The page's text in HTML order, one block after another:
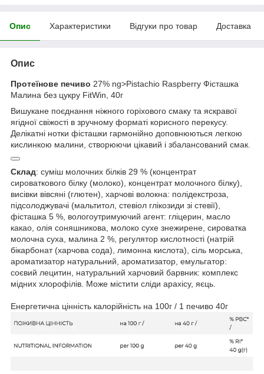
Опис Характеристики Відгуки про товар Доставка
Опис
Протеїнове печиво 27% ng>Pistachio Raspberry Фісташка
Малина без цукру FitWin, 40г
Вишукане поєднання ніжного горіхового смаку та яскравої
ягідної свіжості в зручному форматі корисного перекусу.
Делікатні нотки фісташки гармонійно доповнюються легкою
кислинкою малини, створюючи цікавий і збалансований смак.
Склад: суміш молочних білків 29 % (концентрат
сироваткового білку (молоко), концентрат молочного білку),
висівки вівсяні (глютен), харчові волокна: полідекстроза,
підсолоджувачі (мальтитол, стевіол глікозиди зі стевії),
фісташка 5 %, вологоутримуючий агент: гліцерин, масло
какао, олія соняшникова, молоко сухе знежирене, сироватка
молочна суха, малина 2 %, регулятор кислотності (натрій
бікарбонат (харчова сода), лимонна кислота), сіль морська,
ароматизатор натуральний, ароматизатор, емульгатор:
соєвий лецитин, натуральний харчовий барвник: комплекс
мідних хлорофілів. Може містити сліди арахісу, яєць.
Енергетична цінність калорійність на 100г / 1 печиво 40г